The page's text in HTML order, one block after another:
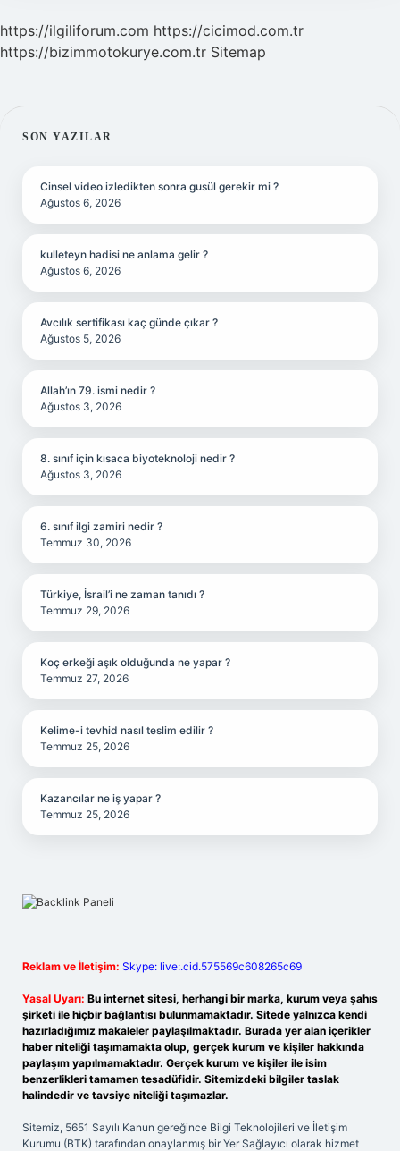
https://ilgiliforum.com https://cicimod.com.tr
https://bizimmotokurye.com.tr Sitemap
SIDEBAR
SON YAZILAR
Cinsel video izledikten sonra gusül gerekir mi ?
Ağustos 6, 2026
kulleteyn hadisi ne anlama gelir ?
Ağustos 6, 2026
Avcılık sertifikası kaç günde çıkar ?
Ağustos 5, 2026
Allah’ın 79. ismi nedir ?
Ağustos 3, 2026
8. sınıf için kısaca biyoteknoloji nedir ?
Ağustos 3, 2026
6. sınıf ilgi zamiri nedir ?
Temmuz 30, 2026
Türkiye, İsrail’i ne zaman tanıdı ?
Temmuz 29, 2026
Koç erkeği aşık olduğunda ne yapar ?
Temmuz 27, 2026
Kelime-i tevhid nasıl teslim edilir ?
Temmuz 25, 2026
Kazancılar ne iş yapar ?
Temmuz 25, 2026
Reklam ve İletişim: Skype: live:.cid.575569c608265c69
Yasal Uyarı: Bu internet sitesi, herhangi bir marka, kurum veya şahıs
şirketi ile hiçbir bağlantısı bulunmamaktadır. Sitede yalnızca kendi
hazırladığımız makaleler paylaşılmaktadır. Burada yer alan içerikler
haber niteliği taşımamakta olup, gerçek kurum ve kişiler hakkında
paylaşım yapılmamaktadır. Gerçek kurum ve kişiler ile isim
benzerlikleri tamamen tesadüfidir. Sitemizdeki bilgiler taslak
halindedir ve tavsiye niteliği taşımazlar.
Sitemiz, 5651 Sayılı Kanun gereğince Bilgi Teknolojileri ve İletişim
Kurumu (BTK) tarafından onaylanmış bir Yer Sağlayıcı olarak hizmet